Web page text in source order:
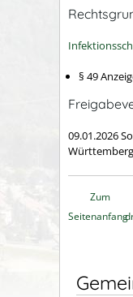
§ 49
09.01.2026
Württemberg
Zum
Seitenanfang